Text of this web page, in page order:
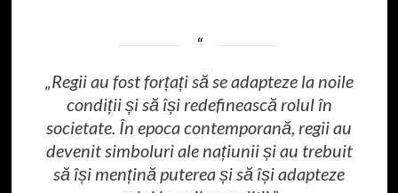
„Regii au fost forțați să se adapteze la noile
condiții și să își redefinească rolul în
societate. În epoca contemporană, regii au
devenit simboluri ale națiunii și au trebuit
să își mențină puterea și să își adapteze